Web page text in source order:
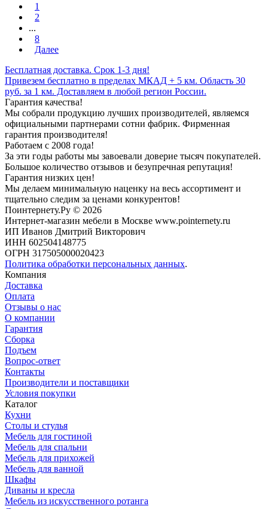
1
2
...
8
Далее
Бесплатная доставка. Срок 1-3 дня!
Привезем бесплатно в пределах МКАД + 5 км. Область 30
руб. за 1 км. Доставляем в любой регион России.
Гарантия качества!
Мы собрали продукцию лучших производителей, являемся
официальными партнерами сотни фабрик. Фирменная
гарантия производителя!
Работаем с 2008 года!
За эти годы работы мы завоевали доверие тысяч покупателей.
Большое количество отзывов и безупречная репутация!
Гарантия низких цен!
Мы делаем минимальную наценку на весь ассортимент и
тщательно следим за ценами конкурентов!
Поинтернету.Ру © 2026
Интернет-магазин мебели в Москве www.pointernety.ru
ИП Иванов Дмитрий Викторович
ИНН 602504148775
ОГРН 317505000020423
Политика обработки персональных данных.
Компания
Доставка
Оплата
Отзывы о нас
О компании
Гарантия
Сборка
Подъем
Вопрос-ответ
Контакты
Производители и поставщики
Условия покупки
Каталог
Кухни
Столы и стулья
Мебель для гостиной
Мебель для спальни
Мебель для прихожей
Мебель для ванной
Шкафы
Диваны и кресла
Мебель из искусственного ротанга